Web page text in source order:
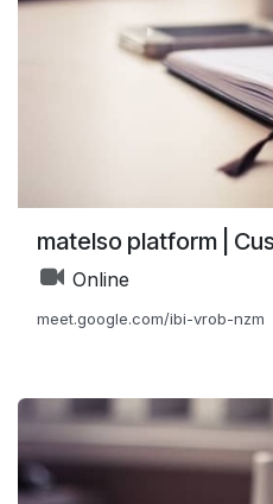
matelso platform |
Online
meet.google.com/ibi-vrob-nzm